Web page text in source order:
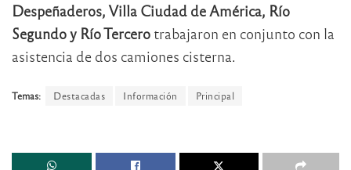
Despeñaderos, Villa Ciudad de América, Río
Segundo y Río Tercero trabajaron en conjunto con la
asistencia de dos camiones cisterna.
Temas: Destacadas Información Principal